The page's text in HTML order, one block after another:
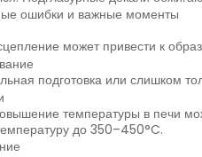
ошибки и важные моменты
может привести к
подготовка или слишком
температуры в печи
до 350–450°C.